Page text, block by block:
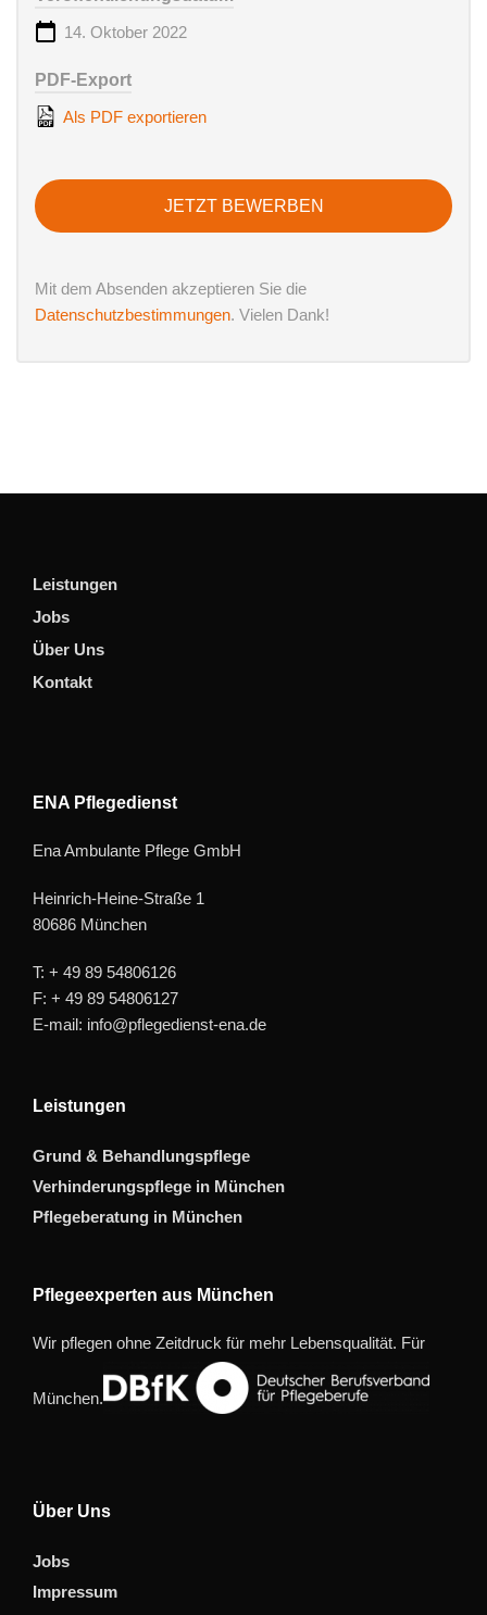
14. Oktober 2022
PDF-Export
Als PDF exportieren
JETZT BEWERBEN
Mit dem Absenden akzeptieren Sie die
Datenschutzbestimmungen. Vielen Dank!
Leistungen
Jobs
Über Uns
Kontakt
ENA Pflegedienst
Ena Ambulante Pflege GmbH
Heinrich-Heine-Straße 1
80686 München
T: + 49 89 54806126
F: + 49 89 54806127
E-mail: info@pflegedienst-ena.de
Leistungen
Grund & Behandlungspflege
Verhinderungspflege in München
Pflegeberatung in München
Pflegeexperten aus München
Wir pflegen ohne Zeitdruck für mehr Lebensqualität. Für
München.
Über Uns
Jobs
Impressum